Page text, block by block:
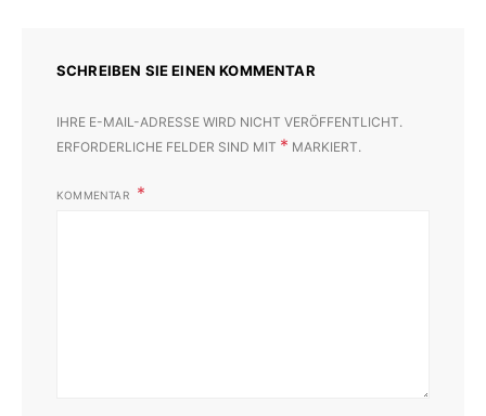
SCHREIBEN SIE EINEN KOMMENTAR
IHRE E-MAIL-ADRESSE WIRD NICHT VERÖFFENTLICHT.
ERFORDERLICHE FELDER SIND MIT * MARKIERT.
KOMMENTAR